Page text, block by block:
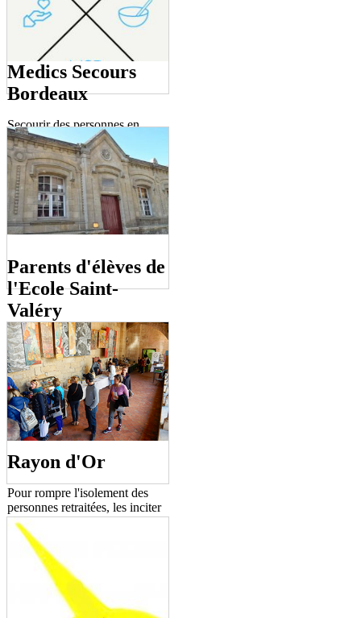
Medics Secours
Bordeaux
Secourir des personnes en
détresse physique en pratiquant
les gestes de secours ou d'aide
sociale
Parents d'élèves de
l'Ecole Saint-
Valéry
Rassemblement concernant les
débats éducatifs et scolaires.
Rayon d'Or
Pour rompre l'isolement des
personnes retraitées, les inciter
à continuer à s'intéresser au
monde et aux autres, leur
apporter secours physique mais
aussi assistance morale pour
aider à assumer les adversités
de la vie quotidienne, leur
permettre de découvrir de